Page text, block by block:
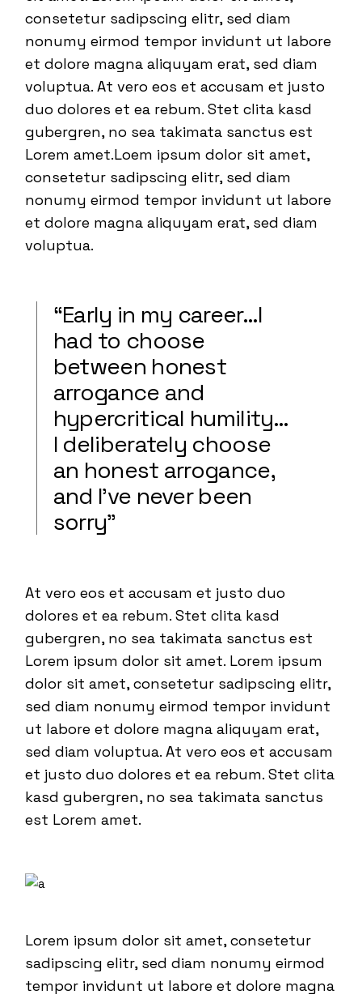
consetetur sadipscing elitr, sed diam
nonumy eirmod tempor invidunt ut labore
et dolore magna aliquyam erat, sed diam
voluptua. At vero eos et accusam et justo
duo dolores et ea rebum. Stet clita kasd
gubergren, no sea takimata sanctus est
Lorem amet.Loem ipsum dolor sit amet,
consetetur sadipscing elitr, sed diam
nonumy eirmod tempor invidunt ut labore
et dolore magna aliquyam erat, sed diam
voluptua.
“Early in my career…I
had to choose
between honest
arrogance and
hypercritical humility…
I deliberately choose
an honest arrogance,
and I’ve never been
sorry”
At vero eos et accusam et justo duo
dolores et ea rebum. Stet clita kasd
gubergren, no sea takimata sanctus est
Lorem ipsum dolor sit amet. Lorem ipsum
dolor sit amet, consetetur sadipscing elitr,
sed diam nonumy eirmod tempor invidunt
ut labore et dolore magna aliquyam erat,
sed diam voluptua. At vero eos et accusam
et justo duo dolores et ea rebum. Stet clita
kasd gubergren, no sea takimata sanctus
est Lorem amet.
Lorem ipsum dolor sit amet, consetetur
sadipscing elitr, sed diam nonumy eirmod
tempor invidunt ut labore et dolore magna